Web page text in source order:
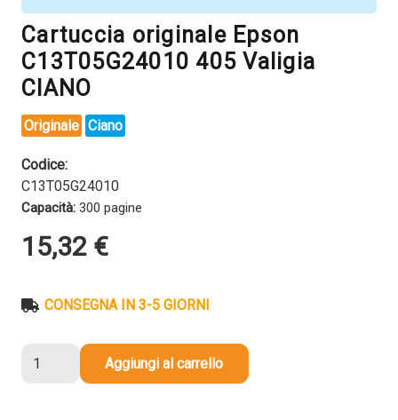
Cartuccia originale Epson
C13T05G24010 405 Valigia
CIANO
Originale Ciano
Codice:
C13T05G24010
Capacità: 300 pagine
15,32 €
CONSEGNA IN 3-5 GIORNI
Aggiungi al carrello